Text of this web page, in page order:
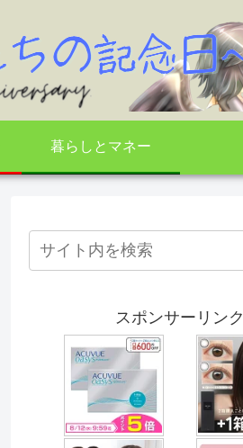
暮らしとマネー
スポンサーリンク